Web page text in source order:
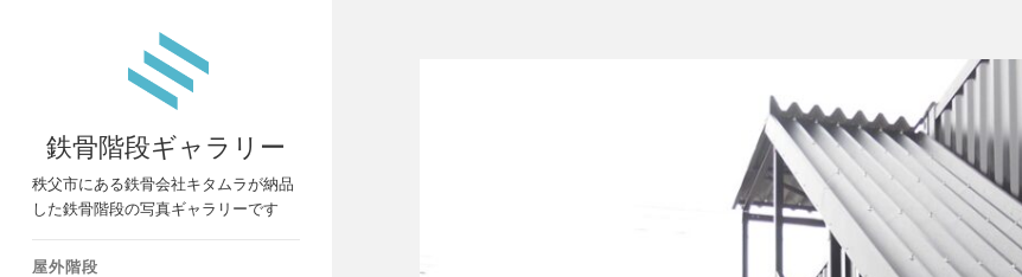
鉄骨階段ギャラリー
秩父市にある鉄骨会社キタムラが納品
した鉄骨階段の写真ギャラリーです
屋外階段